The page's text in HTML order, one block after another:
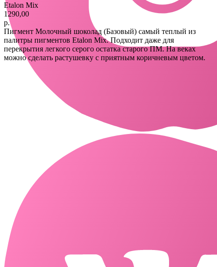
Etalon Mix
1290,00
р.
Пигмент Молочный шоколад (Базовый) самый теплый из
палитры пигментов Etalon Mix. Подходит даже для
перекрытия легкого серого остатка старого ПМ. На веках
можно сделать растушевку с приятным коричневым цветом.